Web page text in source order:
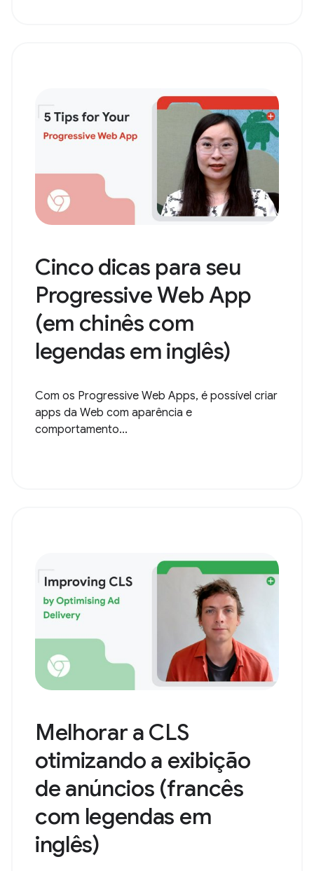
Cinco dicas para seu
Progressive Web App
(em chinês com
legendas em inglês)
Com os Progressive Web Apps, é possível criar
apps da Web com aparência e
comportamento...
Melhorar a CLS
otimizando a exibição
de anúncios (francês
com legendas em
inglês)